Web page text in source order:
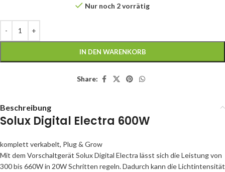
Nur noch 2 vorrätig
IN DEN WARENKORB
Share:
Beschreibung
Solux Digital Electra 600W
komplett verkabelt, Plug & Grow
Mit dem Vorschaltgerät Solux Digital Electra lässt sich die Leistung von
300 bis 660W in 20W Schritten regeln. Dadurch kann die Lichtintensität